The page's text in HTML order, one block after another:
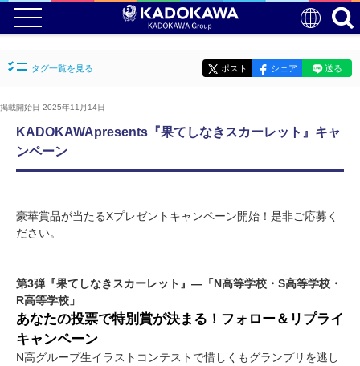
タグ一覧を見る ポスト シェア 送る
掲載開始日 2025年11月14日
KADOKAWApresents『果てしなきスカーレット』キャ
ンペーン
豪華賞品が当たるXプレゼントキャンペーン開始！是非ご応募く
ださい。
第3弾『果てしなきスカーレット』―「N高等学校・S高等学校・
R高等学校」
あなたの投票で特別賞が決まる！フォロー＆リプライ
キャンペーン
N高グループ生イラストコンテストで惜しくもグランプリを逃し